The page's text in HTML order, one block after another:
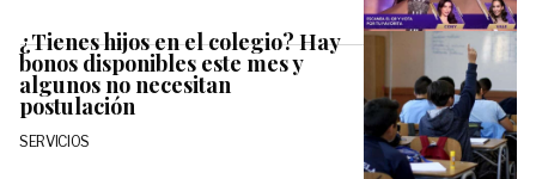
¿Tienes hijos en el colegio? Hay
bonos disponibles este mes y
algunos no necesitan
postulación
SERVICIOS